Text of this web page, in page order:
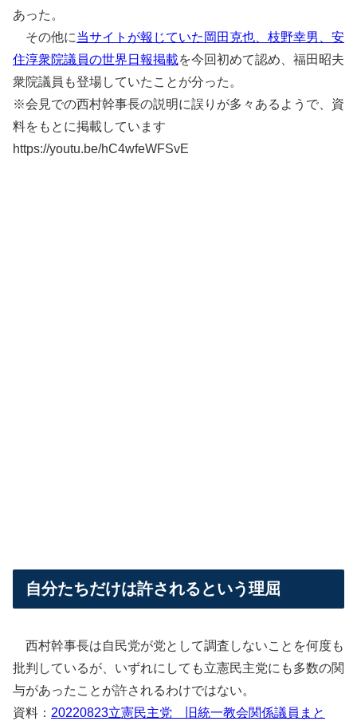
あった。
その他に当サイトが報じていた岡田克也、枝野幸男、安
住淳衆院議員の世界日報掲載を今回初めて認め、福田昭夫
衆院議員も登場していたことが分った。
※会見での西村幹事長の説明に誤りが多々あるようで、資
料をもとに掲載しています
https://youtu.be/hC4wfeWFSvE
自分たちだけは許されるという理屈
西村幹事長は自民党が党として調査しないことを何度も
批判しているが、いずれにしても立憲民主党にも多数の関
与があったことが許されるわけではない。
資料： 20220823立憲民主党 旧統一教会関係議員まと